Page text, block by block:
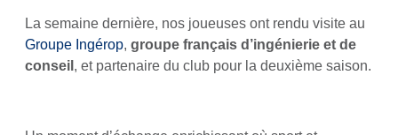
La semaine dernière, nos joueuses ont rendu visite au
Groupe Ingérop, groupe français d’ingénierie et de
conseil , et partenaire du club pour la deuxième saison.